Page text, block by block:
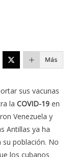
Más
sus vacunas
la COVID-19en
Venezuela y
Antillas ya ha
su población. No
los cubanos